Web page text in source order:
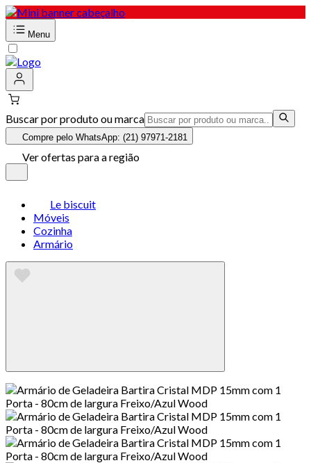
Menu
Buscar por produto ou marca
Compre pelo WhatsApp: (21) 97971-2181
Ver ofertas para a região
Le biscuit
Móveis
Cozinha
Armário